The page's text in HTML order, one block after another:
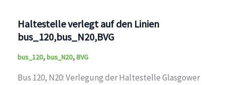
bus_120,bus_N20,BVG
Haltestelle verlegt auf den Linien
bus_120,bus_N20,BVG
bus_120,bus_N20,BVG
Bus 120, N20: Verlegung der Haltestelle Glasgower